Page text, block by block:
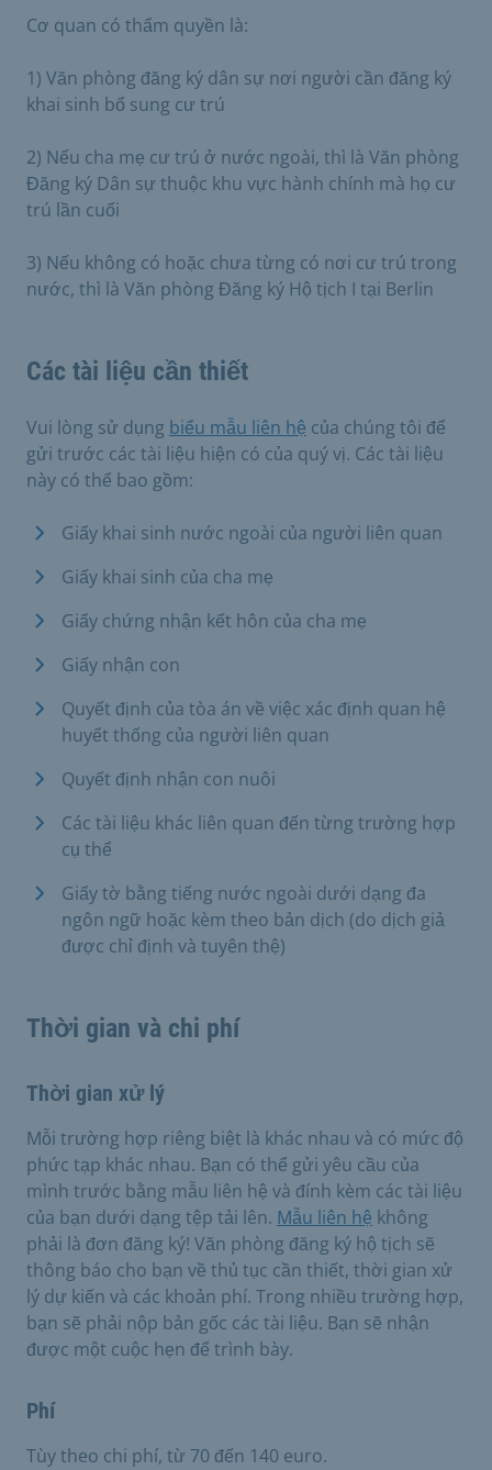
Cơ quan có thẩm quyền là:
1) Văn phòng đăng ký dân sự nơi người cần đăng ký
khai sinh bổ sung cư trú
2) Nếu cha mẹ cư trú ở nước ngoài, thì là Văn phòng
Đăng ký Dân sự thuộc khu vực hành chính mà họ cư
trú lần cuối
3) Nếu không có hoặc chưa từng có nơi cư trú trong
nước, thì là Văn phòng Đăng ký Hộ tịch I tại Berlin
Các tài liệu cần thiết
Vui lòng sử dụng biểu mẫu liên hệ của chúng tôi để
gửi trước các tài liệu hiện có của quý vị. Các tài liệu
này có thể bao gồm:
Giấy khai sinh nước ngoài của người liên quan
Giấy khai sinh của cha mẹ
Giấy chứng nhận kết hôn của cha mẹ
Giấy nhận con
Quyết định của tòa án về việc xác định quan hệ
huyết thống của người liên quan
Quyết định nhận con nuôi
Các tài liệu khác liên quan đến từng trường hợp
cụ thể
Giấy tờ bằng tiếng nước ngoài dưới dạng đa
ngôn ngữ hoặc kèm theo bản dịch (do dịch giả
được chỉ định và tuyên thệ)
Thời gian và chi phí
Thời gian xử lý
Mỗi trường hợp riêng biệt là khác nhau và có mức độ
phức tạp khác nhau. Bạn có thể gửi yêu cầu của
mình trước bằng mẫu liên hệ và đính kèm các tài liệu
của bạn dưới dạng tệp tải lên. Mẫu liên hệ không
phải là đơn đăng ký! Văn phòng đăng ký hộ tịch sẽ
thông báo cho bạn về thủ tục cần thiết, thời gian xử
lý dự kiến và các khoản phí. Trong nhiều trường hợp,
bạn sẽ phải nộp bản gốc các tài liệu. Bạn sẽ nhận
được một cuộc hẹn để trình bày.
Phí
Tùy theo chi phí, từ 70 đến 140 euro.